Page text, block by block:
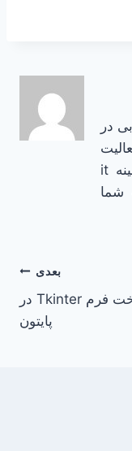
در
میکنم و بیش از بیست سال در زمینه it
شما
بعدی
ساخت فرم Tkinter در
پایتون